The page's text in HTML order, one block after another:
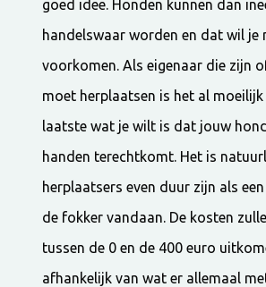
goed idee. Honden kunnen dan
handelswaar worden en dat wil je
voorkomen. Als eigenaar die zijn
moet herplaatsen is het al moeilijk
laatste wat je wilt is dat jouw
handen terechtkomt. Het is
herplaatsers even duur zijn als
de fokker vandaan. De kosten
tussen de 0 en de 400 euro
afhankelijk van wat er allemaal